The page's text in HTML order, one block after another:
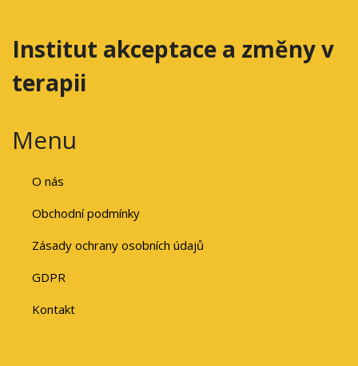
Institut akceptace a změny v
terapii
Menu
O nás
Obchodní podmínky
Zásady ochrany osobních údajů
GDPR
Kontakt